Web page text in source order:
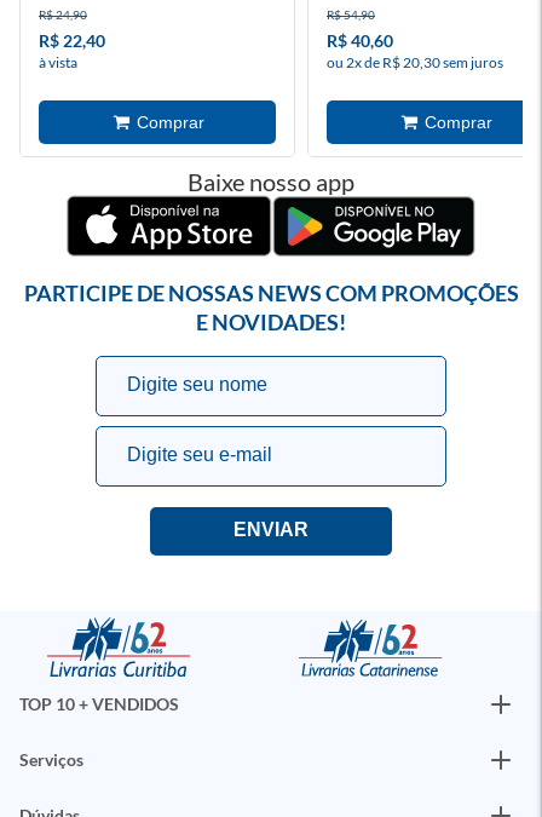
R$ 24,90
R$ 22,40
à vista
R$ 54,90
R$ 40,60
ou 2x de R$ 20,30 sem juros
Baixe nosso app
PARTICIPE DE NOSSAS NEWS COM PROMOÇÕES
E NOVIDADES!
TOP 10 + VENDIDOS
Serviços